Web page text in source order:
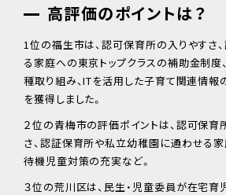
高評価のポイントは？
1位の福生市は、認可保育所の入りやすさ
る家庭への東京トップクラスの補助金制度
種取り組み、ITを活用した子育て関連情
を獲得しました。
２位の青梅市の評価ポイントは、認可保育
さ、認証保育所や私立幼稚園に通わせる
待機児童対策の充実など。
３位の荒川区は、民生・児童委員が在宅育